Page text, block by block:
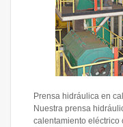
Prensa hidráulica en
Nuestra prensa
calentamiento eléctrico